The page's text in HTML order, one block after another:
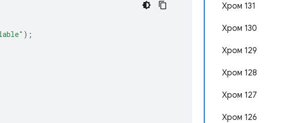
Хром 131
Хром 130
Хром 129
Хром 128
Хром 127
Хром 126
);